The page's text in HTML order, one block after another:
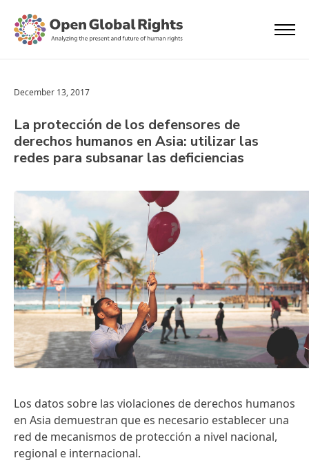
December 13, 2017
La protección de los defensores de
derechos humanos en Asia: utilizar las
redes para subsanar las deficiencias
Los datos sobre las violaciones de derechos humanos
en Asia demuestran que es necesario establecer una
red de mecanismos de protección a nivel nacional,
regional e internacional.